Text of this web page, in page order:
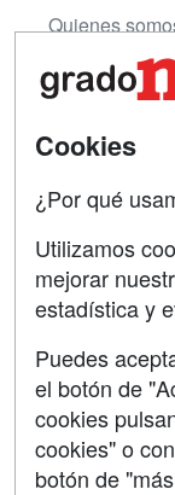
Quienes
Tarifas
Acceso Centros
Contactar
Aviso legal
Copyleft
Cookies
¿Por qué
Utilizamos
mejorar
estadística y
Puedes
el botón de
cookies
cookies" o
botón de